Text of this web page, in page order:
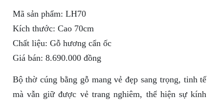
Mã sản phẩm: LH70
Kích thước: Cao 70cm
Chất liệu: Gỗ hương cẩn ốc
Giá bán: 8.690.000 đồng
Bộ thờ cúng bằng gỗ mang vẻ đẹp sang trọng, tinh tế
mà vẫn giữ được vẻ trang nghiêm, thể hiện sự kính